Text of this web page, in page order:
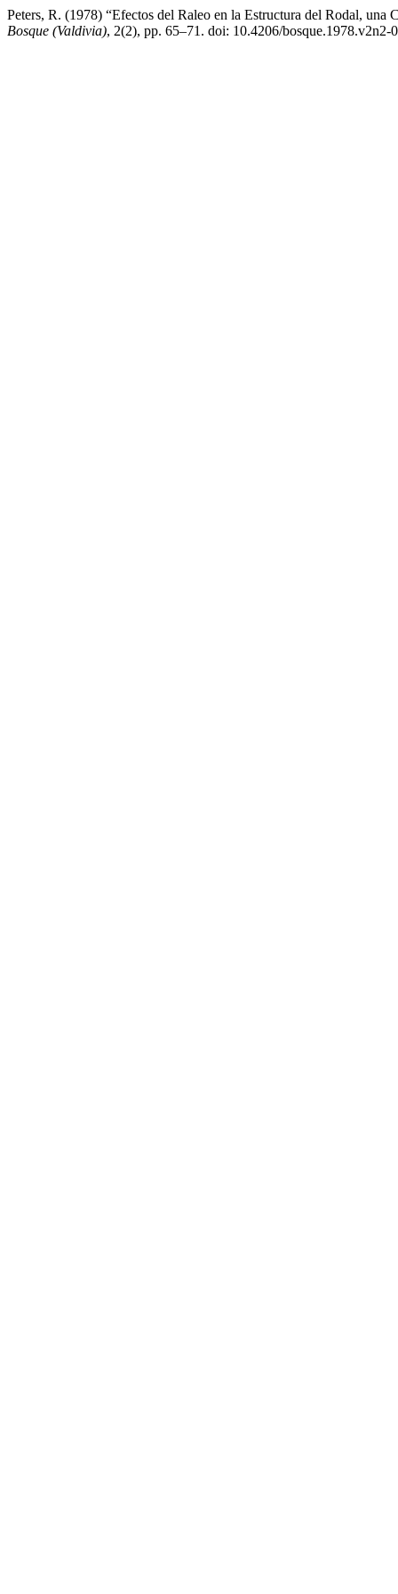
Peters, R. (1978) “Efectos del Raleo en la Estructura del Rodal,
Bosque (Valdivia), 2(2), pp. 65–71. doi: 10.4206/bosque.1978.v2n2-